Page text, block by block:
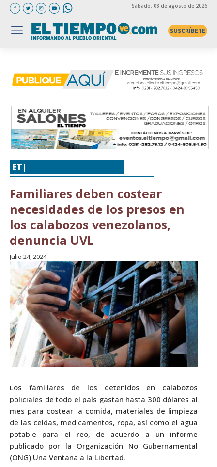
Sábado, 08 de agosto de 2026
SUSCRÍBETE
ET|
Familiares deben costear
necesidades de los presos en
los calabozos venezolanos,
denuncia UVL
Julio 24, 2024
Los familiares de los detenidos en calabozos
policiales de todo el país gastan hasta 300 dólares al
mes para costear la comida, materiales de limpieza
de las celdas, medicamentos, ropa, así como el agua
potable para el reo, de acuerdo a un informe
publicado por la Organización No Gubernamental
(ONG) Una Ventana a la Libertad.